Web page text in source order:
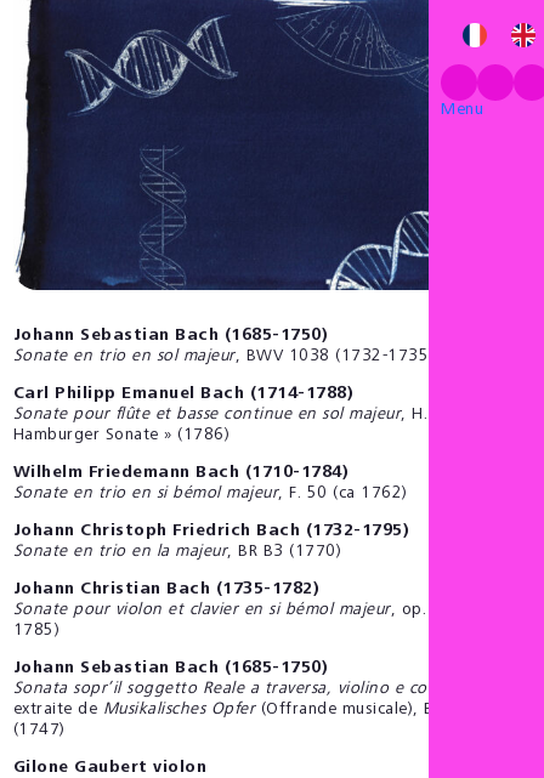
Menu
Johann Sebastian Bach (1685-1750)
Sonate en trio en sol majeur, BWV 1038 (1732-1735)
Carl Philipp Emanuel Bach (1714-1788)
Sonate pour flûte et basse continue en sol majeur, H. 564 «
Hamburger Sonate » (1786)
Wilhelm Friedemann Bach (1710-1784)
Sonate en trio en si bémol majeur, F. 50 (ca 1762)
Johann Christoph Friedrich Bach (1732-1795)
Sonate en trio en la majeur, BR B3 (1770)
Johann Christian Bach (1735-1782)
Sonate pour violon et clavier en si bémol majeur, op. 10 nº 1 (ca
1785)
Johann Sebastian Bach (1685-1750)
Sonata sopr’il soggetto Reale a traversa, violino e continuo
extraite de Musikalisches Opfer (Offrande musicale), BWV 1079
(1747)
Gilone Gaubert violon